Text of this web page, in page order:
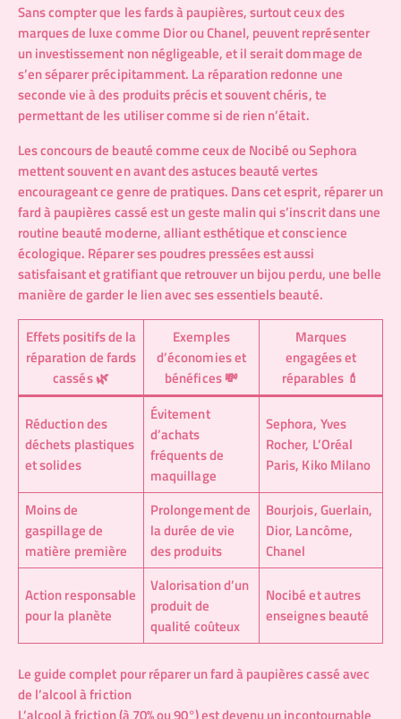
Sans compter que les fards à paupières, surtout ceux des
marques de luxe comme Dior ou Chanel, peuvent représenter
un investissement non négligeable, et il serait dommage de
s’en séparer précipitamment. La réparation redonne une
seconde vie à des produits précis et souvent chéris, te
permettant de les utiliser comme si de rien n’était.
Les concours de beauté comme ceux de Nocibé ou Sephora
mettent souvent en avant des astuces beauté vertes
encourageant ce genre de pratiques. Dans cet esprit, réparer un
fard à paupières cassé est un geste malin qui s’inscrit dans une
routine beauté moderne, alliant esthétique et conscience
écologique. Réparer ses poudres pressées est aussi
satisfaisant et gratifiant que retrouver un bijou perdu, une belle
manière de garder le lien avec ses essentiels beauté.
Effets positifs de la
réparation de fards
cassés 🌿
Exemples
d’économies et
bénéfices 💸
Marques
engagées et
réparables 💄
Réduction des
déchets plastiques
et solides
Évitement
d’achats
fréquents de
maquillage
Sephora, Yves
Rocher, L’Oréal
Paris, Kiko Milano
Moins de
gaspillage de
matière première
Prolongement de
la durée de vie
des produits
Bourjois, Guerlain,
Dior, Lancôme,
Chanel
Action responsable
pour la planète
Valorisation d’un
produit de
qualité coûteux
Nocibé et autres
enseignes beauté
Le guide complet pour réparer un fard à paupières cassé avec
de l’alcool à friction